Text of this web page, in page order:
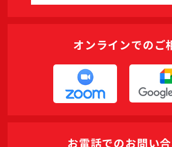
オンラインでのご
お電話でのお問い